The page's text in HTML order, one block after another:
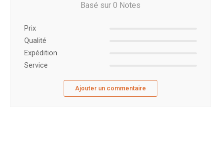
Basé sur 0 Notes
Prix ​​
Qualité
Expédition
Service
Ajouter un commentaire